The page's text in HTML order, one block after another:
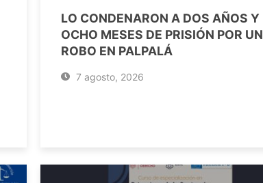
LO CONDENARON A DOS AÑOS Y
OCHO MESES DE PRISIÓN POR UN
ROBO EN PALPALÁ
7 agosto, 2026